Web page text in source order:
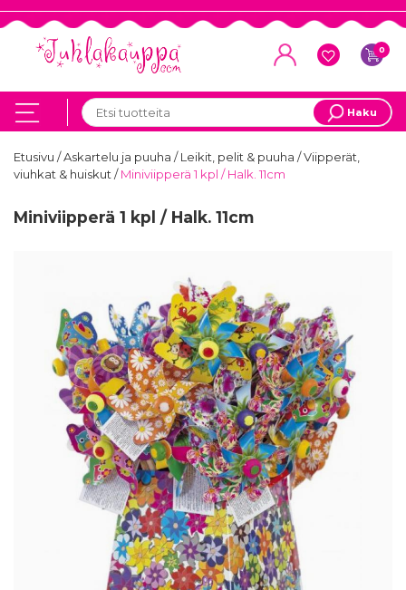
0
Haku
Etusivu /Askartelu ja puuha /Leikit, pelit & puuha /Viipperät,
viuhkat & huiskut/Miniviipperä 1 kpl / Halk. 11cm
Miniviipperä 1 kpl / Halk. 11cm